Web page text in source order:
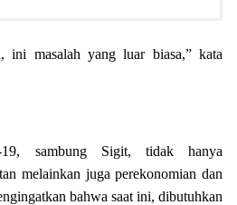
ini masalah yang luar biasa,” kata
19, sambung Sigit, tidak hanya
melainkan juga perekonomian dan
bahwa saat ini, dibutuhkan